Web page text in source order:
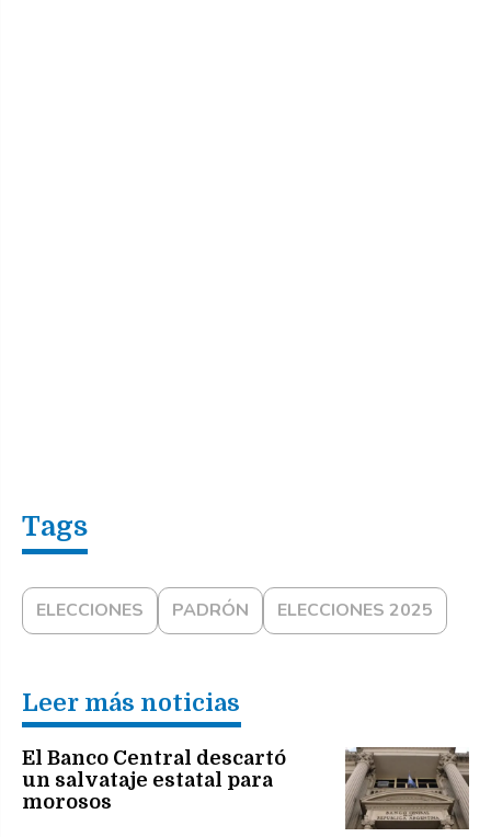
ELECCIONES PADRÓN ELECCIONES 2025
Leer más noticias
El Banco Central descartó
un salvataje estatal para
morosos